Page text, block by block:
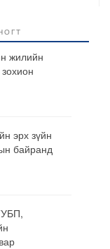
жилийн
эрх зүйн
байранд